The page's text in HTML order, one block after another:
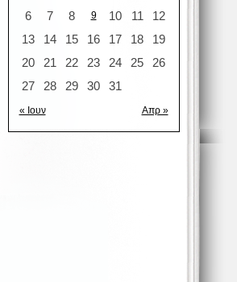
« Ιουν Απρ »
6
7 8 9 10 11
12
13
14 15 16 17 18
19
20
21 22 23 24 25
26
27
28 29 30 31